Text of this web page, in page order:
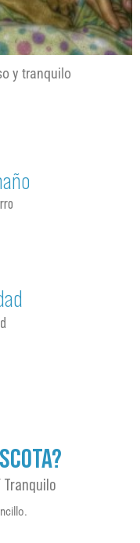
y tranquilo
Tranquilo